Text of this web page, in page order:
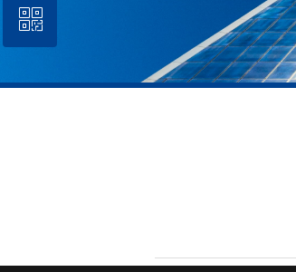
0571-86273692
ꀥ